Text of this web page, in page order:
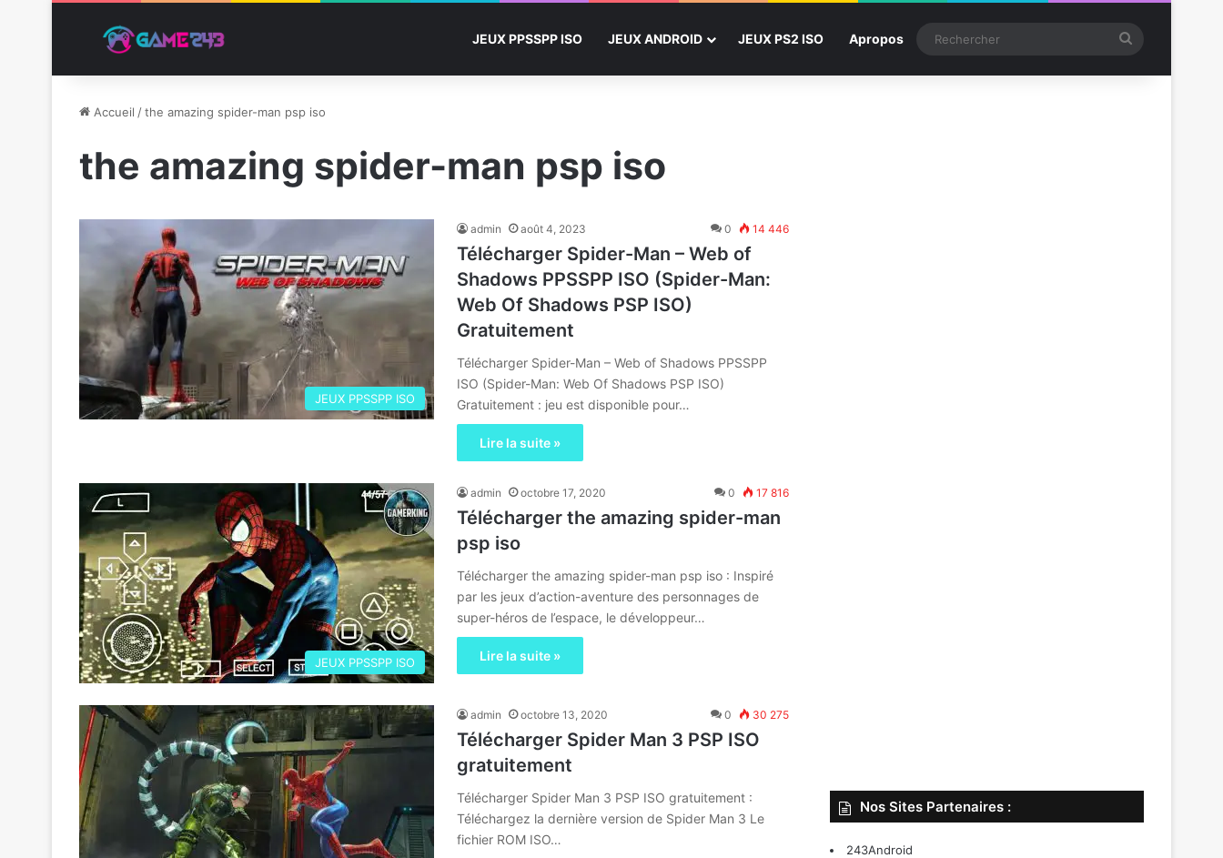
JEUX PPSSPP ISO JEUX ANDROID JEUX PS2 ISO Apropos
Accueil /the amazing spider-man psp iso
the amazing spider-man psp iso
JEUX PPSSPP ISO
admin août 4, 2023 0 14 446
Télécharger Spider-Man – Web of
Shadows PPSSPP ISO (Spider-Man:
Web Of Shadows PSP ISO)
Gratuitement
Télécharger Spider-Man – Web of Shadows PPSSPP
ISO (Spider-Man: Web Of Shadows PSP ISO)
Gratuitement : jeu est disponible pour…
Lire la suite »
JEUX PPSSPP ISO
admin octobre 17, 2020 0 17 816
Télécharger the amazing spider-man
psp iso
Télécharger the amazing spider-man psp iso : Inspiré
par les jeux d’action-aventure des personnages de
super-héros de l’espace, le développeur…
Lire la suite »
admin octobre 13, 2020 0 30 275
Télécharger Spider Man 3 PSP ISO
gratuitement
Télécharger Spider Man 3 PSP ISO gratuitement :
Téléchargez la dernière version de Spider Man 3 Le
fichier ROM ISO…
Nos Sites Partenaires :
243Android